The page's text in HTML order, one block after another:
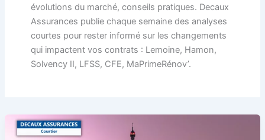
évolutions du marché, conseils pratiques. Decaux
Assurances publie chaque semaine des analyses
courtes pour rester informé sur les changements
qui impactent vos contrats : Lemoine, Hamon,
Solvency II, LFSS, CFE, MaPrimeRénov’.